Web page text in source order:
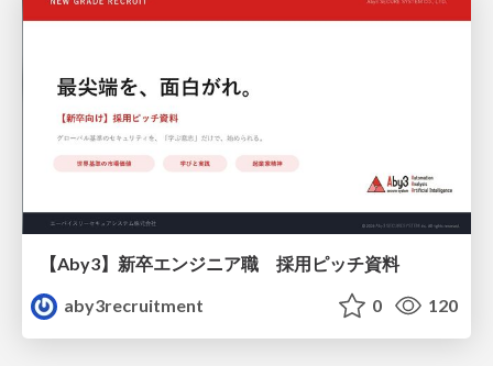
【Aby3】新卒エンジニア職 採用ピッチ資料
aby3recruitment
0 120